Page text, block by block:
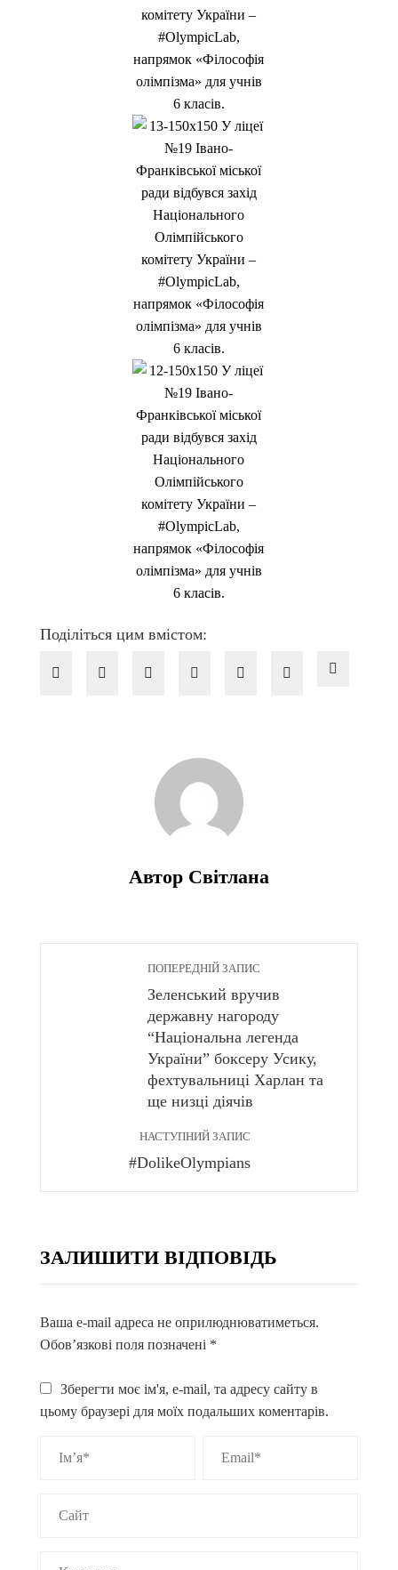
Поділіться цим вмістом:
Автор Світлана
ПОПЕРЕДНІЙ ЗАПИС
Зеленський вручив
державну нагороду
“Національна легенда
України” боксеру Усику,
фехтувальниці Харлан та
ще низці діячів
НАСТУПНИЙ ЗАПИС
#DolikeOlympians
ЗАЛИШИТИ ВІДПОВІДЬ
Ваша e-mail адреса не оприлюднюватиметься.
Обов’язкові поля позначені *
Зберегти моє ім'я, e-mail, та адресу сайту в
цьому браузері для моїх подальших коментарів.